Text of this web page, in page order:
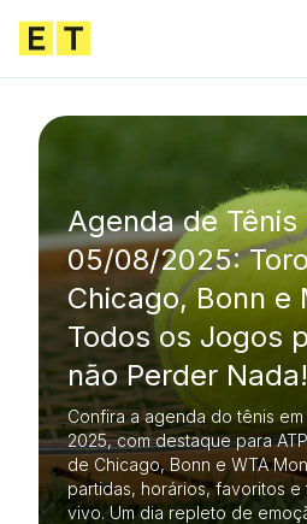
Agenda de Tênis
05/08/2025:
Chicago, Bonn e
Todos os Jogos
não Perder Nada!
Confira a agenda do tênis
2025, com destaque para
de Chicago, Bonn e WTA
partidas, horários, favoritos e
vivo. Um dia repleto de